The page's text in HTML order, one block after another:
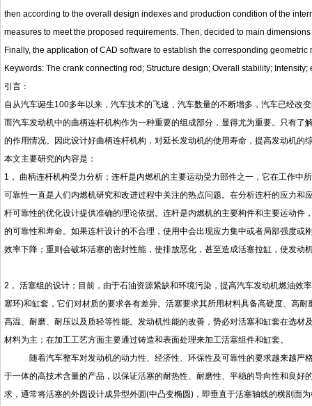
then according to the overall design indexes and production condition of the
measures to meet the proposed requirements. Then, decided to main
Finally, the application of CAD software to establish the corresponding geometric
Keywords: The crank connecting rod; Structure design; Overall stability; Intensity;
引言：
自从汽车诞生100多年以来，汽车技术的飞速，汽车数量的不断增多，汽车已经改
而汽车发动机中的曲柄连杆机构作为一种重要的组成部分，显得尤为重要。只有
的作用情况。因此设计好曲柄连杆机构，对延长发动机的使用寿命，提高发动机的
本文主要研究的内容是：
1， 曲柄连杆机构受力分析；连杆是内燃机的主要运动受力部件之一，它在工作中
可靠性一直是人们内燃机研究和改进过程中关注的热点问题。在分析连杆的应力
杆可靠性的优化设计提供准确的理论依据。连杆是内燃机的主要构件和主要运动
的可靠性和寿命。如果连杆设计的不合理，使用中会出现应力集中或者局部强度
效率下降；重则会破坏活塞的密封性能，使排放恶化，甚至造成活塞拉缸，使发动
2， 活塞组的设计；目前，由于石油资源紧缺和环境污染，提高汽车发动机燃油效
塞环)和缸套，它们对材质的要求各有差异。活塞要求其所用材料具备高硬度、高
高温、耐磨、耐压以及质轻等性能。发动机性能的改善，势必对活塞和缸套在选
材料为主；在加工工艺方面主要通过铸造和表面处理来加工活塞组件和缸套。
随着汽车整车对发动机的动力性、经济性、环保性及可靠性的要求越来越
于一体的高技术含量的产品，以保证活塞的耐热性、耐磨性、平稳的导向性和良
求，通常将活塞的外圆设计成异型外圆(中凸变椭圆)，即垂直于活塞轴线的横剖面